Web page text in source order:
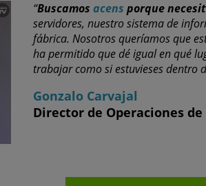
“Buscamos acens porque
servidores, nuestro sistema de
fábrica. Nosotros queríamos que
ha permitido que dé igual en qué
trabajar como si estuvieses dentro
Gonzalo Carvajal
Director de Operaciones de